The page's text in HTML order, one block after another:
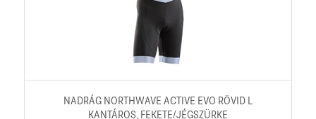
NADRÁG NORTHWAVE ACTIVE EVO RÖVID L
KANTÁROS, FEKETE/JÉGSZÜRKE